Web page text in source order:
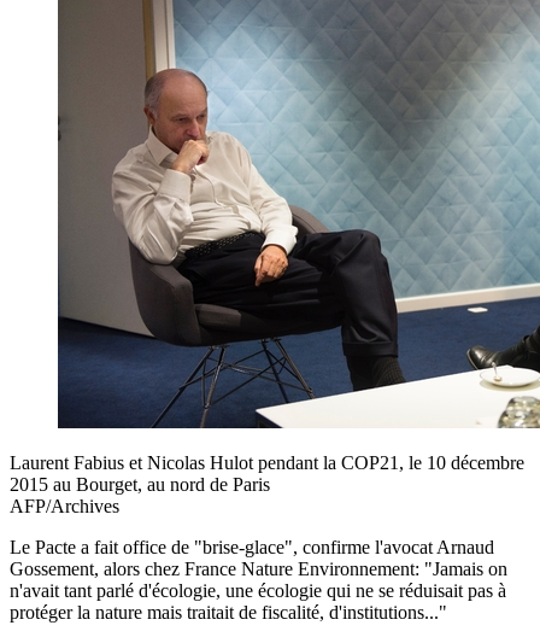
Laurent Fabius et Nicolas Hulot pendant la COP21, le 10 décembre
2015 au Bourget, au nord de Paris
AFP/Archives
Le Pacte a fait office de "brise-glace", confirme l'avocat Arnaud
Gossement, alors chez France Nature Environnement: "Jamais on
n'avait tant parlé d'écologie, une écologie qui ne se réduisait pas à
protéger la nature mais traitait de fiscalité, d'institutions..."